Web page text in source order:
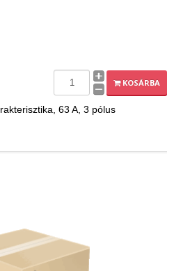
KOSÁRBA
63 A, 3 pólus